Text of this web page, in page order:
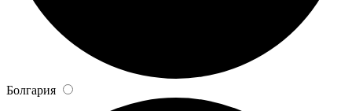
Болгария